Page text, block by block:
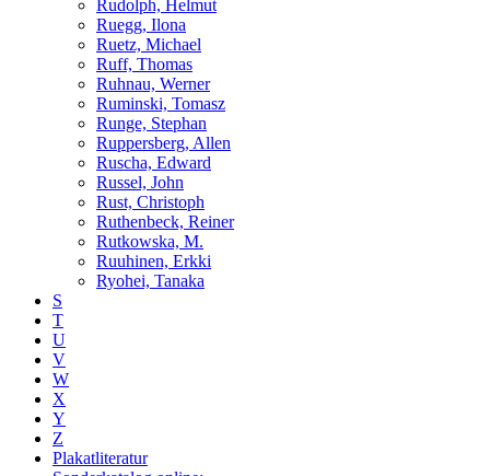
Rudolph, Helmut
Ruegg, Ilona
Ruetz, Michael
Ruff, Thomas
Ruhnau, Werner
Ruminski, Tomasz
Runge, Stephan
Ruppersberg, Allen
Ruscha, Edward
Russel, John
Rust, Christoph
Ruthenbeck, Reiner
Rutkowska, M.
Ruuhinen, Erkki
Ryohei, Tanaka
S
T
U
V
W
X
Y
Z
Plakatliteratur